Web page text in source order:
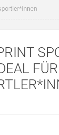
FÜR